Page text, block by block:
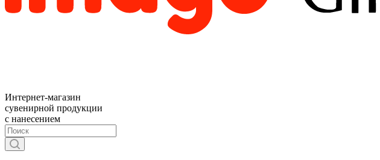
Интернет-магазин
сувенирной продукции
с нанесением